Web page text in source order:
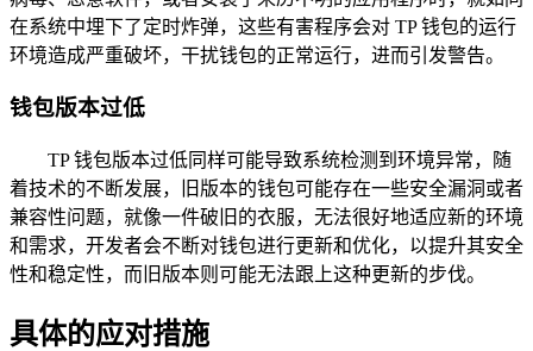
在系统中埋下了定时炸弹，这些有害程序会对 TP 钱包的运行
环境造成严重破坏，干扰钱包的正常运行，进而引发警告。
钱包版本过低
TP 钱包版本过低同样可能导致系统检测到环境异常，随
着技术的不断发展，旧版本的钱包可能存在一些安全漏洞或者
兼容性问题，就像一件破旧的衣服，无法很好地适应新的环境
和需求，开发者会不断对钱包进行更新和优化，以提升其安全
性和稳定性，而旧版本则可能无法跟上这种更新的步伐。
具体的应对措施